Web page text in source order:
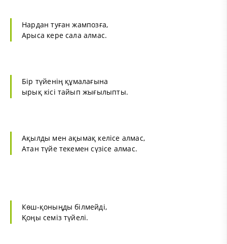
Нардан туған жампозға,
Арыса кере сала алмас.
Бір түйенің құмалағына
ырық кісі тайып жығылыпты.
Ақылды мен ақымақ келісе алмас,
Атан түйе текемен сүзісе алмас.
Көш-қоныңды білмейді,
Қоңы семіз түйелі.